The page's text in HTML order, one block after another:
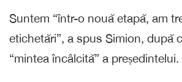
Suntem “într-o nouă etapă, am
etichetări”, a spus Simion, după
“mintea încâlcită” a președintelui.